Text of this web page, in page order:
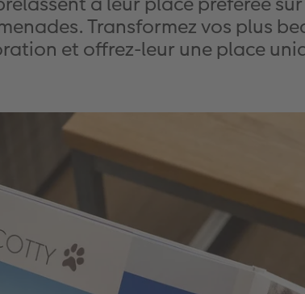
Transformez vos plus
et offrez-leur une place